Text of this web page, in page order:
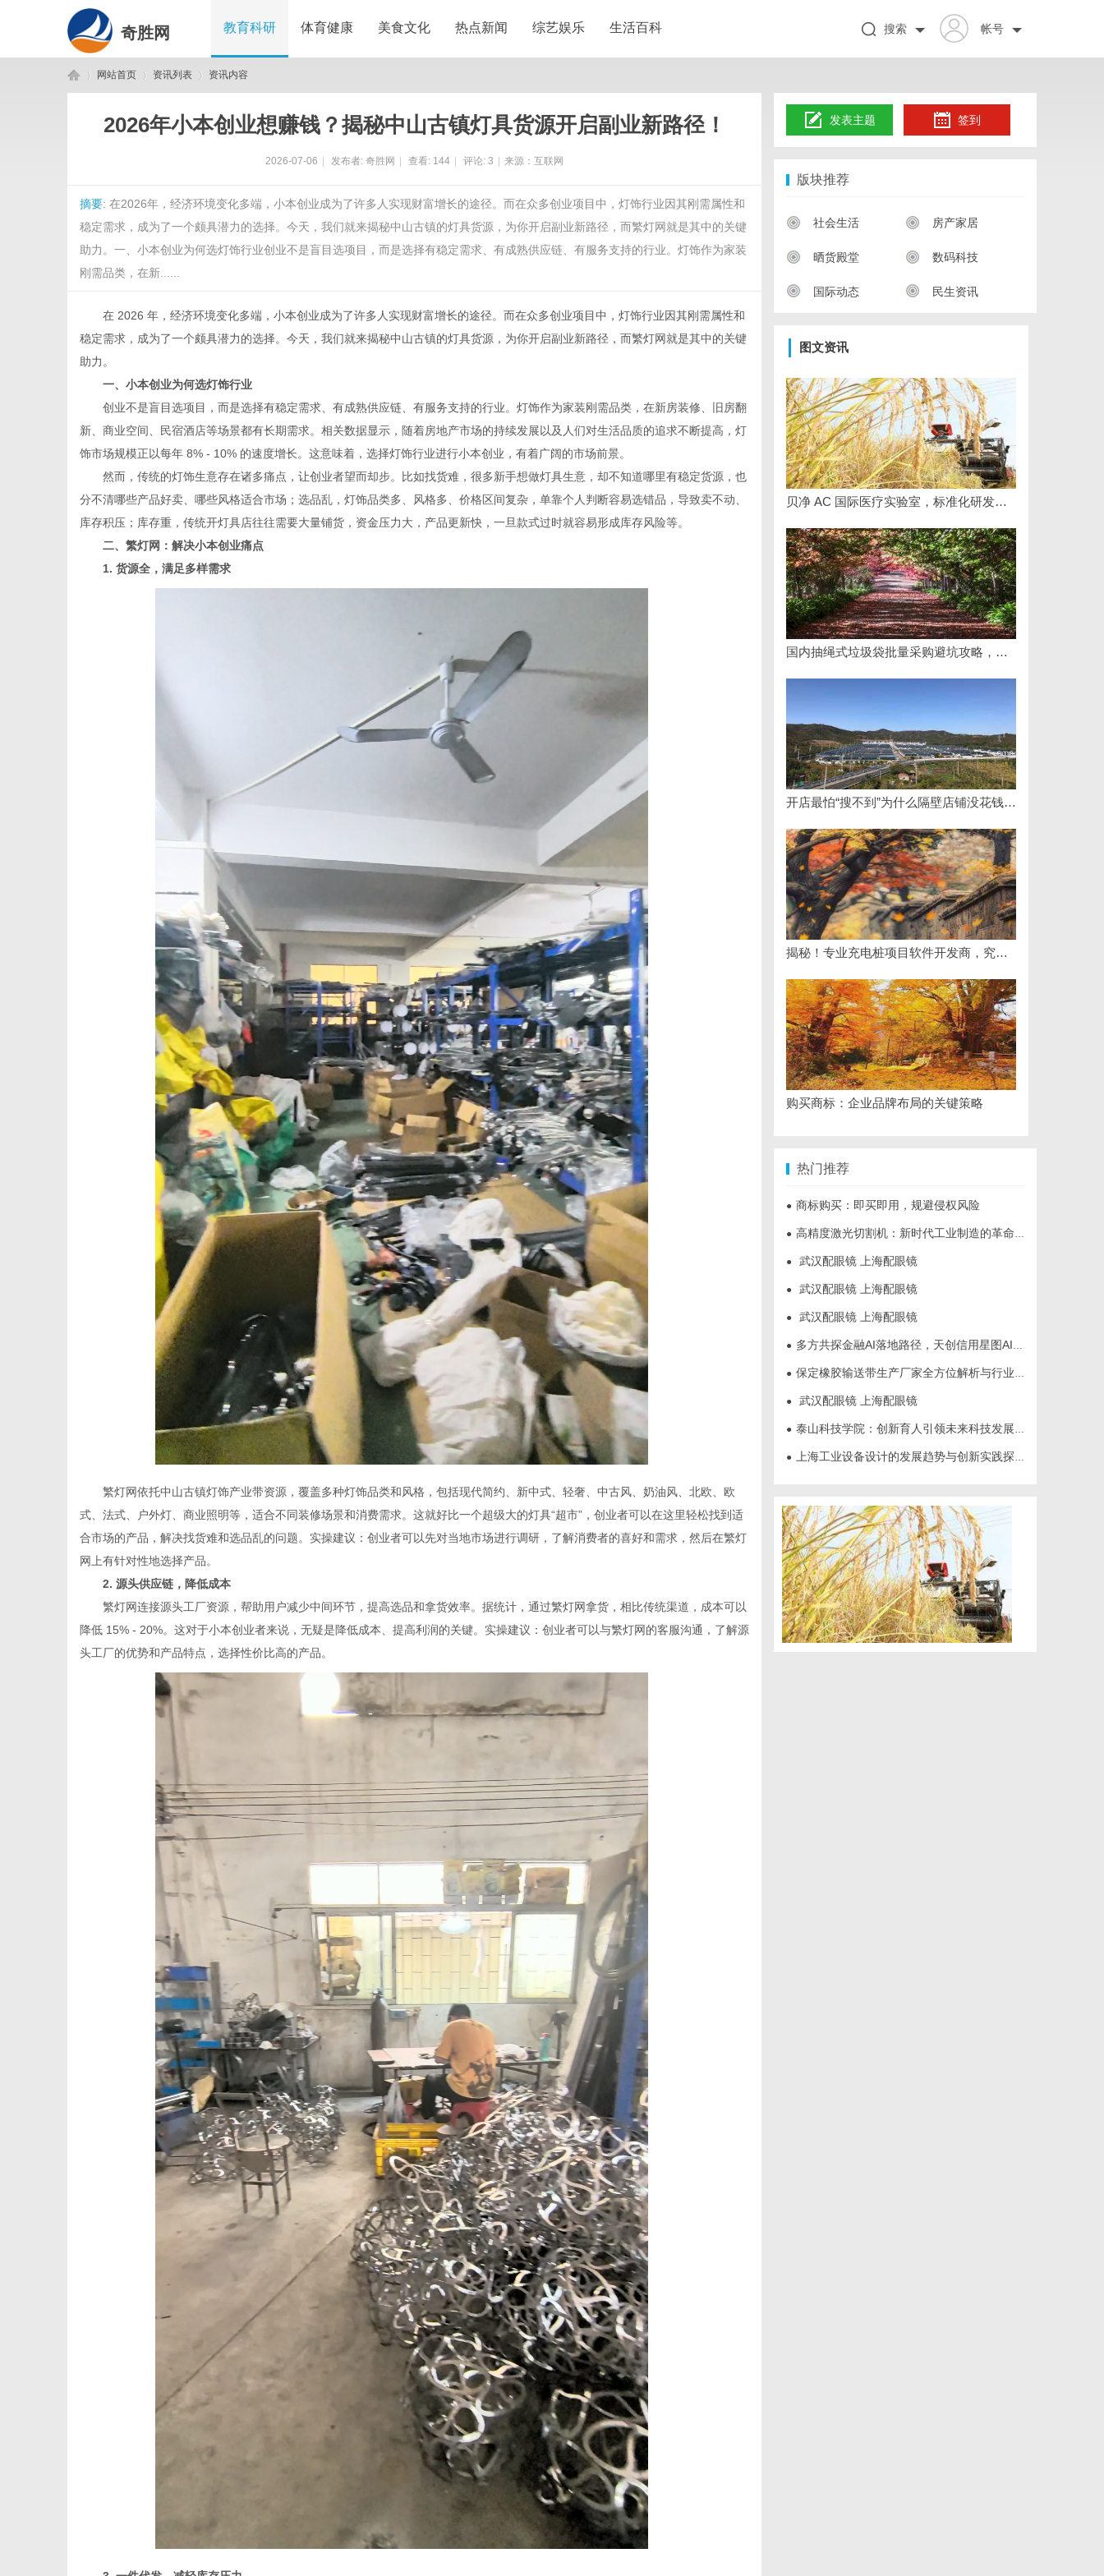
奇胜网 教育科研 体育健康 美食文化 热点新闻 综艺娱乐 生活百科 帐号
搜索
网站首页 资讯列表 资讯内容
2026年小本创业想赚钱？揭秘中山古镇灯具货源开启副业新路径！
2026-07-06 发布者: 奇胜网 查看: 144 评论: 3 来源：互联网
摘要: 在2026年，经济环境变化多端，小本创业成为了许多人实现财富增长的途径。而在众多创业项目中，灯饰行业因其刚需属性和
稳定需求，成为了一个颇具潜力的选择。今天，我们就来揭秘中山古镇的灯具货源，为你开启副业新路径，而繁灯网就是其中的关键
助力。一、小本创业为何选灯饰行业创业不是盲目选项目，而是选择有稳定需求、有成熟供应链、有服务支持的行业。灯饰作为家装
刚需品类，在新......
在 2026 年，经济环境变化多端，小本创业成为了许多人实现财富增长的途径。而在众多创业项目中，灯饰行业因其刚需属性和
稳定需求，成为了一个颇具潜力的选择。今天，我们就来揭秘中山古镇的灯具货源，为你开启副业新路径，而繁灯网就是其中的关键
助力。
一、小本创业为何选灯饰行业
创业不是盲目选项目，而是选择有稳定需求、有成熟供应链、有服务支持的行业。灯饰作为家装刚需品类，在新房装修、旧房翻
新、商业空间、民宿酒店等场景都有长期需求。相关数据显示，随着房地产市场的持续发展以及人们对生活品质的追求不断提高，灯
饰市场规模正以每年 8% - 10% 的速度增长。这意味着，选择灯饰行业进行小本创业，有着广阔的市场前景。
然而，传统的灯饰生意存在诸多痛点，让创业者望而却步。比如找货难，很多新手想做灯具生意，却不知道哪里有稳定货源，也
分不清哪些产品好卖、哪些风格适合市场；选品乱，灯饰品类多、风格多、价格区间复杂，单靠个人判断容易选错品，导致卖不动、
库存积压；库存重，传统开灯具店往往需要大量铺货，资金压力大，产品更新快，一旦款式过时就容易形成库存风险等。
二、繁灯网：解决小本创业痛点
1. 货源全，满足多样需求
繁灯网依托中山古镇灯饰产业带资源，覆盖多种灯饰品类和风格，包括现代简约、新中式、轻奢、中古风、奶油风、北欧、欧
式、法式、户外灯、商业照明等，适合不同装修场景和消费需求。这就好比一个超级大的灯具“超市”，创业者可以在这里轻松找到适
合市场的产品，解决找货难和选品乱的问题。实操建议：创业者可以先对当地市场进行调研，了解消费者的喜好和需求，然后在繁灯
网上有针对性地选择产品。
2. 源头供应链，降低成本
繁灯网连接源头工厂资源，帮助用户减少中间环节，提高选品和拿货效率。据统计，通过繁灯网拿货，相比传统渠道，成本可以
降低 15% - 20%。这对于小本创业者来说，无疑是降低成本、提高利润的关键。实操建议：创业者可以与繁灯网的客服沟通，了解源
头工厂的优势和产品特点，选择性价比高的产品。
发表主题 签到
版块推荐
社会生活 房产家居
晒货殿堂 数码科技
国际动态 民生资讯
图文资讯
贝净 AC 国际医疗实验室，标准化研发体系全解析
国内抽绳式垃圾袋批量采购避坑攻略，照着做
开店最怕“搜不到”为什么隔壁店铺没花钱，ai却天天给他免费派单？
揭秘！专业充电桩项目软件开发商，究竟藏着哪些行业秘诀？
购买商标：企业品牌布局的关键策略
热门推荐
● 商标购买：即买即用，规避侵权风险
● 高精度激光切割机：新时代工业制造的革命者
● 武汉配眼镜 上海配眼镜
● 武汉配眼镜 上海配眼镜
● 武汉配眼镜 上海配眼镜
● 多方共探金融AI落地路径，天创信用星图AI助力产业金融智能升级
● 保定橡胶输送带生产厂家全方位解析与行业发展前景
● 武汉配眼镜 上海配眼镜
● 泰山科技学院：创新育人引领未来科技发展新高地
● 上海工业设备设计的发展趋势与创新实践探索